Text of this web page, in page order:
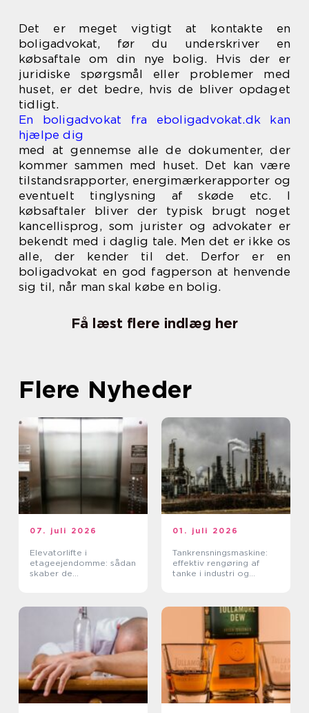
Det er meget vigtigt at kontakte en
boligadvokat, før du underskriver en
købsaftale om din nye bolig. Hvis der er
juridiske spørgsmål eller problemer med
huset, er det bedre, hvis de bliver opdaget
tidligt.
En boligadvokat fra eboligadvokat.dk kan
hjælpe dig
med at gennemse alle de dokumenter, der
kommer sammen med huset. Det kan være
tilstandsrapporter, energimærkerapporter og
eventuelt tinglysning af skøde etc. I
købsaftaler bliver der typisk brugt noget
kancellisprog, som jurister og advokater er
bekendt med i daglig tale. Men det er ikke os
alle, der kender til det. Derfor er en
boligadvokat en god fagperson at henvende
sig til, når man skal købe en bolig.
Få læst flere indlæg her
Flere Nyheder
07. juli 2026
Elevatorlifte i
etageejendomme: sådan
skaber de
01. juli 2026
Tankrensningsmaskine:
effektiv rengøring af
tanke i industri og